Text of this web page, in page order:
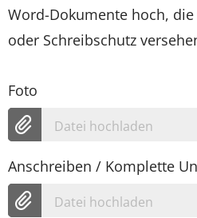
Word-Dokumente hoch,
oder Schreibschutz
Foto
Datei hochladen
Anschreiben / Komplette
Datei hochladen